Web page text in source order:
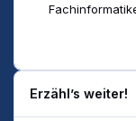
Erzähl’s weiter!